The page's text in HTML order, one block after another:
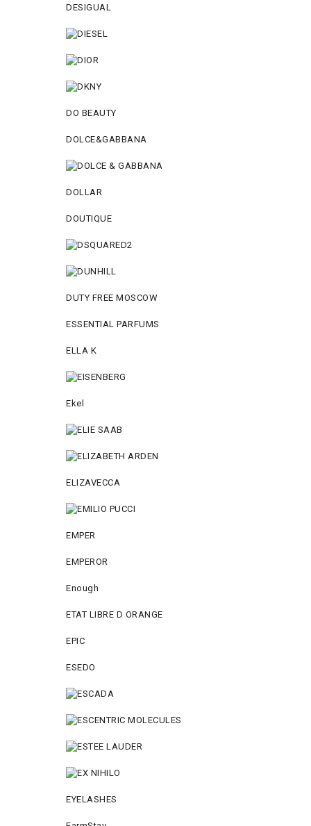
DESIGUAL
DO BEAUTY
DOLCE&GABBANA
DOLLAR
DOUTIQUE
DUTY FREE MOSCOW
ESSENTIAL PARFUMS
ELLA K
Ekel
ELIZAVECCA
EMPER
EMPEROR
Enough
ETAT LIBRE D ORANGE
EPIC
ESEDO
EYELASHES